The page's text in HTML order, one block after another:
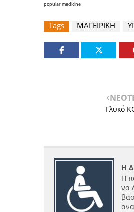
popular medicine
Tags ΜΑΓΕΙΡΙΚΗ
Γλυκό
Η
Η
να